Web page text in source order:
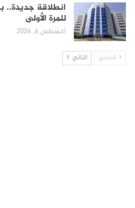
انطلاقة جديدة..
للمرة الأولى
أغسطس 6, 2026
السابق التالي